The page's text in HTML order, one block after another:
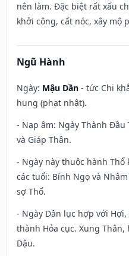
nên làm. Đặc biệt rất xấu
khởi công, cất nóc, xây mộ
Ngũ Hành
Ngày: Mậu Dần - tức Chi
hung (phạt nhật).
- Nạp âm: Ngày Thành Đầu
và Giáp Thân.
- Ngày này thuộc hành
các tuổi: Bính Ngọ và
sợ Thổ.
- Ngày Dần lục hợp với
thành Hỏa cục. Xung
Dậu.